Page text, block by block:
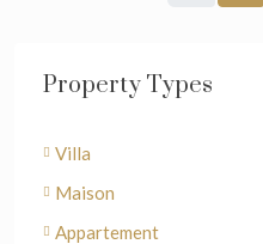
Property Types
Villa
Maison
Appartement